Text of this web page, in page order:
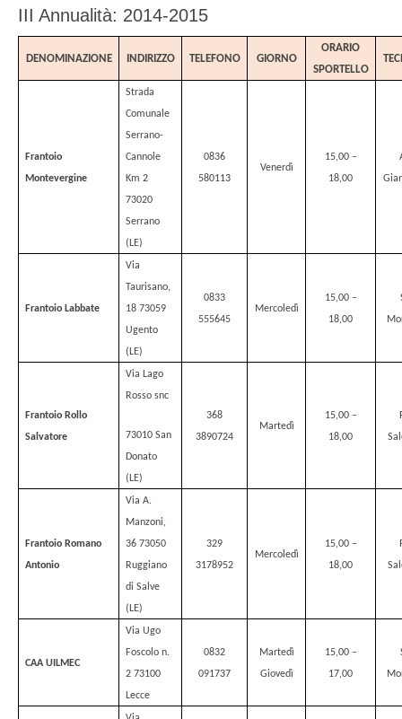
III Annualità: 2014-2015
DENOMINAZIONE INDIRIZZO TELEFONO GIORNO
ORARIO
SPORTELLO
Frantoio
Montevergine
Strada
Comunale
Serrano-
Cannole
Km 2
73020
Serrano
(LE)
0836
580113
Venerdì
15,00 –
18,00
Frantoio Labbate
Via
Taurisano,
18 73059
Ugento
(LE)
0833
555645
Mercoledì
15,00 –
18,00
Frantoio Rollo
Salvatore
Via Lago
Rosso snc
73010 San
Donato
(LE)
368
3890724
Martedì
15,00 –
18,00
Frantoio Romano
Antonio
Via A.
Manzoni,
36 73050
Ruggiano
di Salve
(LE)
329
3178952
Mercoledì
15,00 –
18,00
CAA UILMEC
Via Ugo
Foscolo n.
2 73100
Lecce
0832
091737
Martedì
Giovedì
15,00 –
17,00